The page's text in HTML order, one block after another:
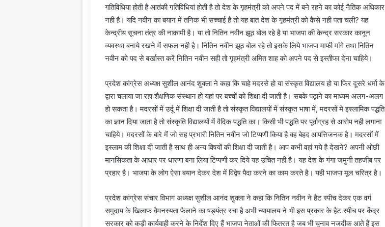
गतिविधिया होती है आतंकी गतिविधियां होती है तो देश के गृहमंत्री को अपने पद में बने रहने का कोई नैतिक अधिकार
नही है। यदि नवीन का बयान में तनिक भी सच्चाई है तो यह बात देश के गृहमंत्री को कैसे नही पता चली? यह
केन्द्रीय सूचना तंत्र की नाकामी है। या तो नितिन नवीन झूठ बोल रहे है या भाजपा की केन्द्र सरकार कानून
व्यवस्था बनाये रखने में सफल नही है। नितिन नवीन झूठ बोल रहे तो इसके लिये भाजपा माफी मांगे तथा नितिन
नवीन को पद से बर्खास्त करें नितिन नवीन सही तो गृहमंत्री अमित शाह को अपने पद से इस्तीफा देना चाहिये।
प्रदेश कांग्रेस अध्यक्ष सुशील आनंद शुक्ला ने कहा कि चाहे मदरसे हो या संस्कृत विद्यालय हो या फिर दूसरे धर्मो के
द्वारा चलाया जा रहा शैक्षणिक संस्थान हो यहां पर बच्चों को शिक्षा दी जाती है। सबके पढ़ाने का माध्यम अलग-अलग
हो सकता है। मदरसों में उर्दू में शिक्षा दी जाती है तो संस्कृत विद्यालयों में संस्कृत भाषा में, मदरसों मे इस्लामिक पद्धति
का ज्ञान दिया जाता है तो संस्कृति विद्यालयों में वैदिक पद्धति का। किसी भी पद्धति पर पूर्वाग्रह से आरोप नही लगाना
चाहिये। मदरसों के बारे में जो सह प्रभारी नितिन नवीन जो टिप्पणी किया है वह बेहद आपत्तिजनक है। मदरसों में
इस्लाम की शिक्षा दी जाती है साथ ही अन्य विषयों की शिक्षा दी जाती है। आप कभी वहां गये है देखने? अपनी ओछी
मानसिकता के आधार पर धारणा बना लिया टिप्पणी कर दिये यह उचित नही है। यह देश के गंगा जमुनी तहजीब पर
प्रहार है। भाजपा के लोग ऐसा बयान देकर देश में विद्वेष पैदा करने का काम करते है। यही भाजपा मूल चरित्र है।
प्रदेश कांग्रेस संचार विभाग अध्यक्ष सुशील आनंद शुक्ला ने कहा कि नितिन नवीन ने हैट स्पीच देकर एक वर्ग
समुदाय के खिलाफ वैमनस्यता फैलाने का षड्यंत्र रचा है अभी न्यायालय ने भी इस प्रकार के हैट स्पीच पर केंद्र
सरकार को कड़ी कार्यवाही करने के निर्देश दिए हैं भाजपा नेताओं की फितरत है जब भी चुनाव नजदीक आते हैं इस